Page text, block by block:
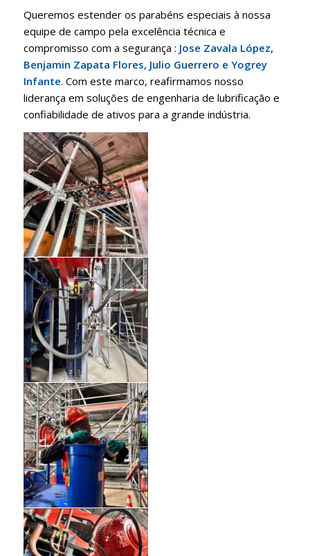
Queremos estender os parabéns especiais à nossa
equipe de campo pela excelência técnica e
compromisso com a segurança : Jose Zavala López,
Benjamin Zapata Flores, Julio Guerrero e Yogrey
Infante. Com este marco, reafirmamos nosso
liderança em soluções de engenharia de lubrificação e
confiabilidade de ativos para a grande indústria.